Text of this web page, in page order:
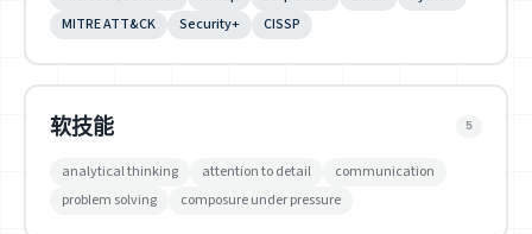
MITRE ATT&CK
Security+ CISSP
软技能 5
analytical thinking attention to detail
communication
problem solving
composure under pressure